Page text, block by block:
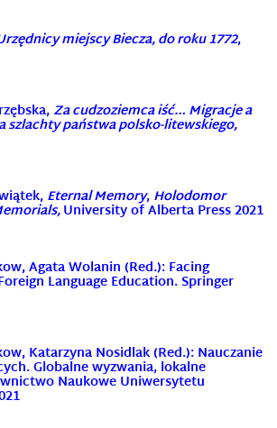
miejscy Biecza, do roku 1772,
Za cudzoziemca iść… Migracje a
szlachty państwa polsko-litewskiego,
Eternal Memory, Holodomor
University of Alberta Press 2021
Agata Wolanin (Red.): Facing
Language Education. Springer
Katarzyna Nosidlak (Red.): Nauczanie
Globalne wyzwania, lokalne
Naukowe Uniwersytetu